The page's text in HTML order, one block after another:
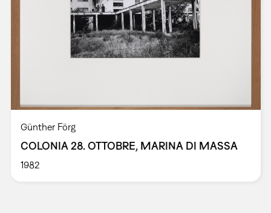
Günther Förg
COLONIA 28. OTTOBRE, MARINA DI MASSA
1982